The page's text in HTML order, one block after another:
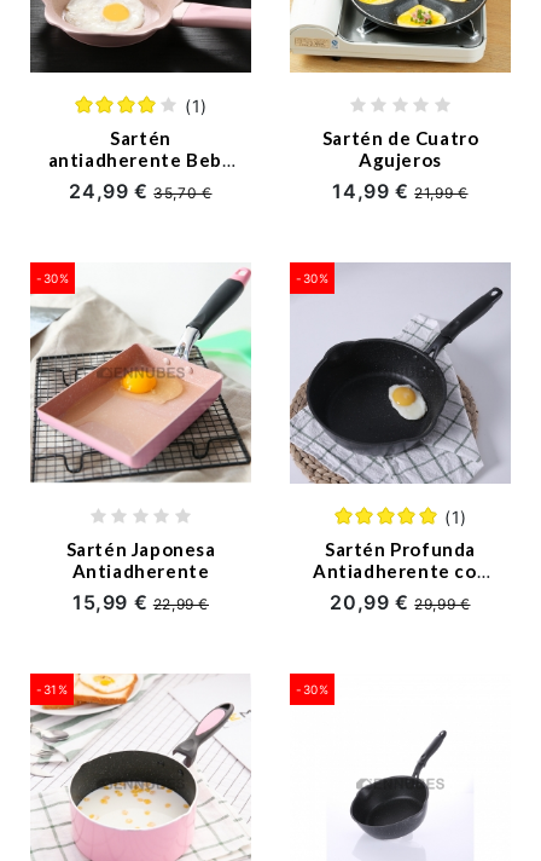
servicios@ennubes.com
(1)
Sartén
antiadherente Bebé
Infantil Bote de
Complemento
24,99 €35,70 €
Sartén de Cuatro
Agujeros
14,99 €21,99 €
-30%
Sartén Japonesa
Antiadherente
15,99 €22,99 €
-30%
(1)
Sartén Profunda
Antiadherente con
Uso en Inducción
20,99 €29,99 €
-31% -30%